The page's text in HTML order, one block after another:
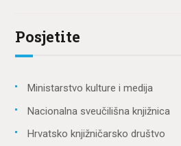
Posjetite
Ministarstvo kulture i medija
Nacionalna sveučilišna knjižnica
Hrvatsko knjižničarsko društvo